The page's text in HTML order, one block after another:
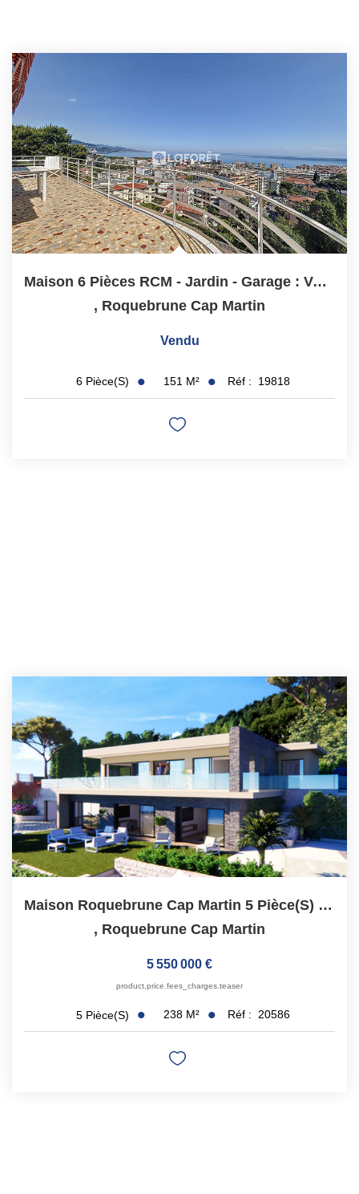
Maison 6 Pièces RCM - Jardin - Garage : Vue Mer Panoramique
, Roquebrune Cap Martin
Vendu
6 Pièce(s) 151 M² Réf : 19818
Maison Roquebrune Cap Martin 5 Pièce(s) 238 M2 Sur 2000 M2...
, Roquebrune Cap Martin
5 550 000 €
product.price.fees_charges.teaser
5 Pièce(s) 238 M² Réf : 20586